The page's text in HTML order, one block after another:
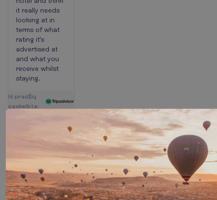
it really needs
looking at in
terms of what
rating it’s
advertised at
and what you
receive whilst
staying.
Iš pradžių
paskelbta:
26
Šei
Don't....looks
are
2026-06-21
Official 5 star